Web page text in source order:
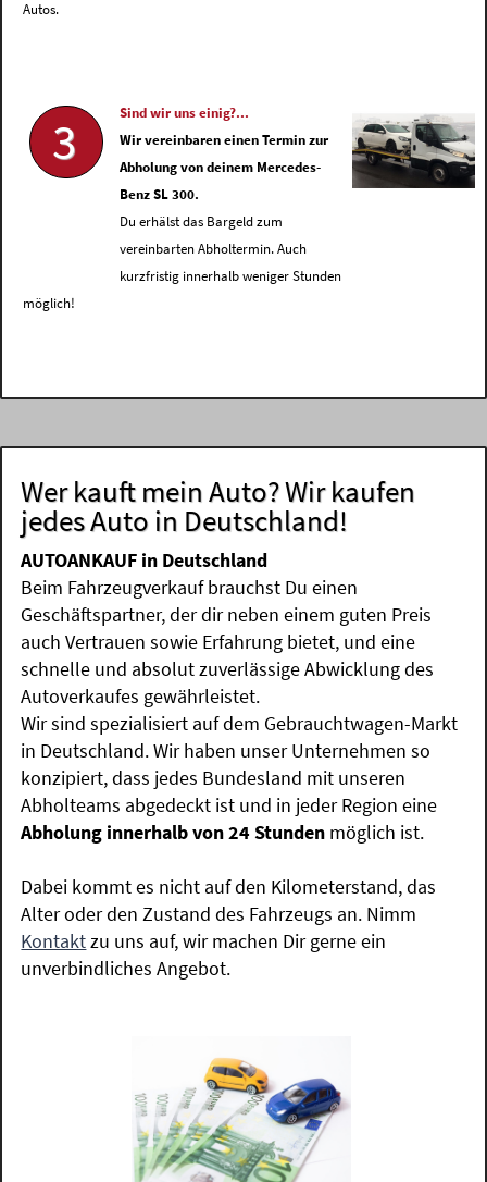
Autos.
3
Sind wir uns einig?...
Wir vereinbaren einen Termin zur
Abholung von deinem Mercedes-
Benz SL 300.
Du erhälst das Bargeld zum
vereinbarten Abholtermin. Auch
kurzfristig innerhalb weniger Stunden
möglich!
Wer kauft mein Auto? Wir kaufen
jedes Auto in Deutschland!
AUTOANKAUF in Deutschland
Beim Fahrzeugverkauf brauchst Du einen
Geschäftspartner, der dir neben einem guten Preis
auch Vertrauen sowie Erfahrung bietet, und eine
schnelle und absolut zuverlässige Abwicklung des
Autoverkaufes gewährleistet.
Wir sind spezialisiert auf dem Gebrauchtwagen-Markt
in Deutschland. Wir haben unser Unternehmen so
konzipiert, dass jedes Bundesland mit unseren
Abholteams abgedeckt ist und in jeder Region eine
Abholung innerhalb von 24 Stunden möglich ist.
Dabei kommt es nicht auf den Kilometerstand, das
Alter oder den Zustand des Fahrzeugs an. Nimm
Kontaktzu uns auf, wir machen Dir gerne ein
unverbindliches Angebot.